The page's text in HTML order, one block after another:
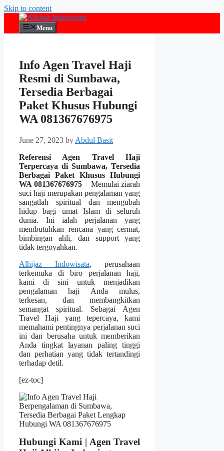
Skip to content
Menu
Info Agen Travel Haji
Resmi di Sumbawa,
Tersedia Berbagai
Paket Khusus Hubungi
WA 081367676975
June 27, 2023 by Abdul Basit
Referensi Agen Travel Haji
Terpercaya di Sumbawa, Tersedia
Berbagai Paket Khusus Hubungi
WA 081367676975– Memulai ziarah
suci haji merupakan pengalaman yang
sangatlah spiritual dan mengubah
hidup bagi umat Islam di seluruh
dunia. Ini ialah perjalanan yang
membutuhkan rencana yang cermat,
bimbingan ahli, dan support yang
tidak tergoyahkan.
Alhijaz Indowisata, perusahaan
terkemuka di biro perjalanan haji,
kami di sini untuk menjadikan
pengalaman haji Anda mulus,
terkesan, dan membangkitkan
semangat spiritual. Sebagai Agen
Travel Haji yang tepercaya, kami
memahami pentingnya perjalanan suci
ini dan berusaha untuk memberikan
Anda tingkat layanan paling tinggi
dan perhatian yang tidak tertandingi
terhadap detil.
[ez-toc]
Hubungi Kami | Agen Travel